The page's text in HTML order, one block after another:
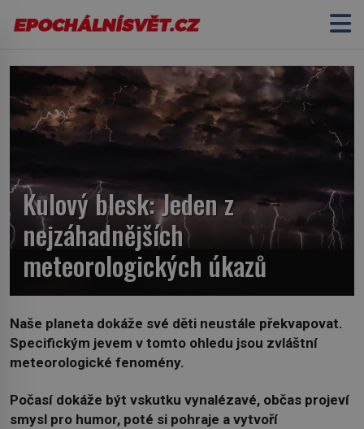
Kulový blesk: Jeden z
nejzáhadnějších
meteorologických úkazů
Naše planeta dokáže své děti neustále překvapovat.
Specifickým jevem v tomto ohledu jsou zvláštní
meteorologické fenomény.
Počasí dokáže být vskutku vynalézavé, občas projeví
smysl pro humor, poté si pohraje a vytvoří